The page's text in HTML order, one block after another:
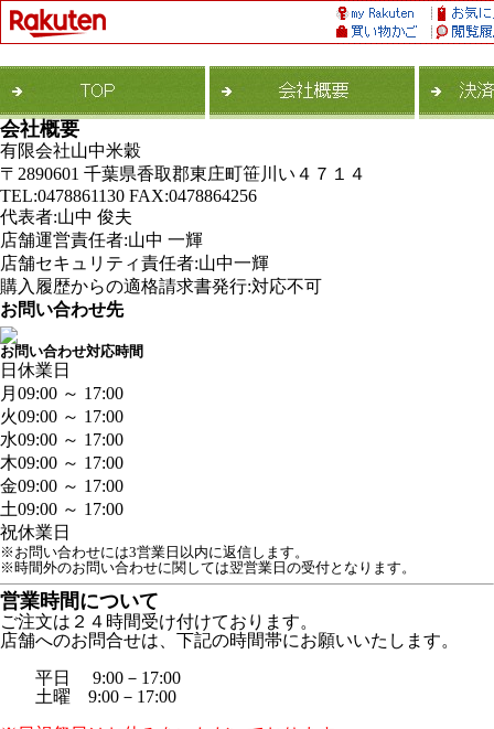
会社概要
有限会社山中米穀
〒2890601 千葉県香取郡東庄町笹川い４７１４
TEL:0478861130 FAX:0478864256
代表者:山中 俊夫
店舗運営責任者:山中 一輝
店舗セキュリティ責任者:山中一輝
購入履歴からの適格請求書発行:対応不可
お問い合わせ先
お問い合わせ対応時間
日 休業日
月 09:00 ～ 17:00
火09:00 ～ 17:00
水09:00 ～ 17:00
木09:00 ～ 17:00
金09:00 ～ 17:00
土09:00 ～ 17:00
祝休業日
※お問い合わせには3営業日以内に返信します。
※時間外のお問い合わせに関しては翌営業日の受付となります。
営業時間について
ご注文は２４時間受け付けております。
店舗へのお問合せは、下記の時間帯にお願いいたします。
平日 9:00－17:00
土曜 9:00－17:00